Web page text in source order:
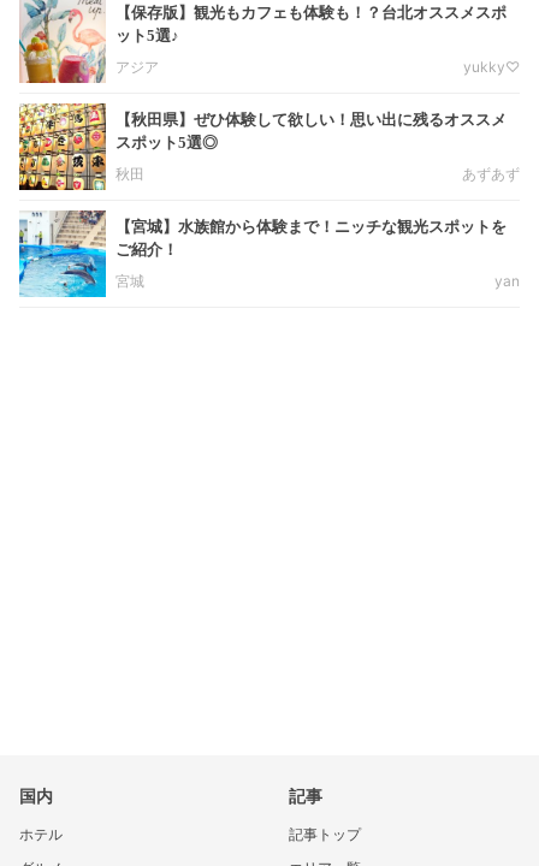
【保存版】観光もカフェも体験も！？台北オススメスポ
ット5選♪
アジア
yukky♡
【秋田県】ぜひ体験して欲しい！思い出に残るオススメ
スポット5選◎
秋田
あずあず
【宮城】水族館から体験まで！ニッチな観光スポットを
ご紹介！
宮城
yan
国内
ホテル
記事
記事トップ